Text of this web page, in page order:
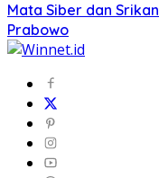
Mata Siber dan
Prabowo